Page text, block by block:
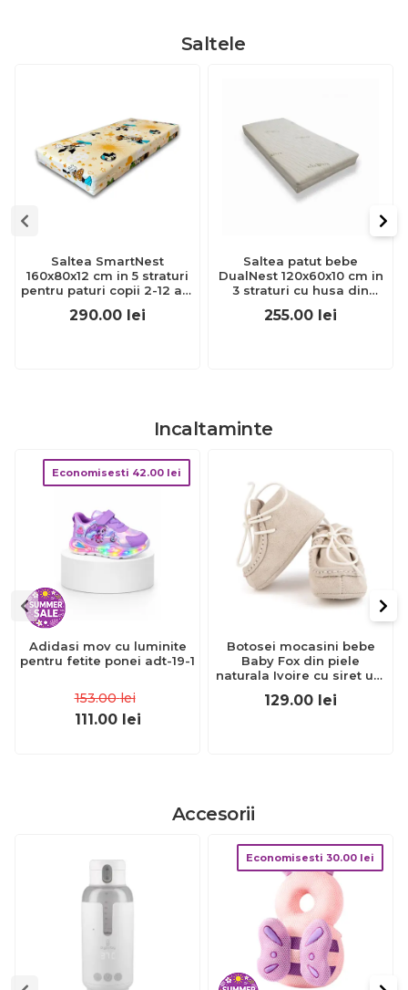
Saltele
Saltea SmartNest
160x80x12 cm in 5 straturi
pentru paturi copii 2-12 ani
290.00 lei
Saltea patut bebe
DualNest 120x60x10 cm in
3 straturi cu husa din
ASC6427968001131
255.00 lei
Incaltaminte
Economisesti 42.00 lei
Adidasi mov cu luminite
pentru fetite ponei adt-19-1
153.00 lei
111.00 lei
Botosei mocasini bebe
Baby Fox din piele
naturala Ivoire cu siret uni
129.00 lei
Accesorii
Economisesti 30.00 lei